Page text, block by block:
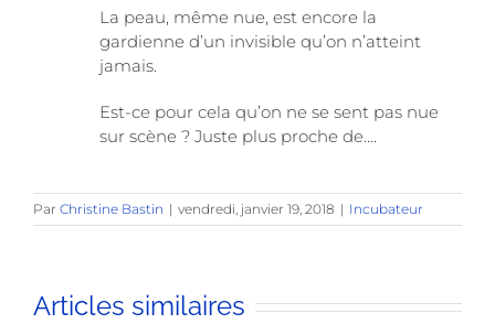
La peau, même nue, est encore la
gardienne d’un invisible qu’on n’atteint
jamais.
Est-ce pour cela qu’on ne se sent pas nue
sur scène ? Juste plus proche de….
Par Christine Bastin | vendredi, janvier 19, 2018 | Incubateur
Articles similaires